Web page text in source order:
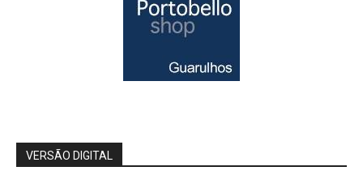
VERSÃO DIGITAL